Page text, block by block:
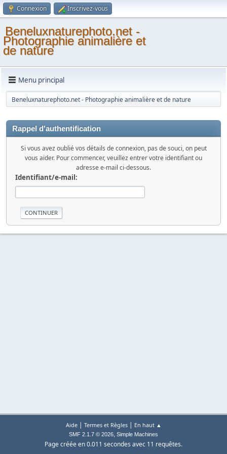
Connexion Inscrivez-vous
Beneluxnaturephoto.net -
Photographie animalière et
de nature
Menu principal
Beneluxnaturephoto.net - Photographie animalière et de nature
Rappel d'authentification
Si vous avez oublié vos détails de connexion, pas de souci, on peut
vous aider. Pour commencer, veuillez entrer votre identifiant ou
adresse e-mail ci-dessous.
Identifiant/e-mail:
Aide| Termes et Règles| En haut ▲
SMF 2.1.7 © 2026, Simple Machines
Page créée en 0.011 secondes avec 11 requêtes.